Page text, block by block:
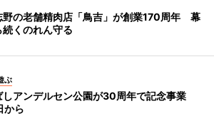
野の老舗精肉店「鳥吉」が創業170周年 幕
続くのれん守る
ぶ
しアンデルセン公園が30周年で記念事業
から